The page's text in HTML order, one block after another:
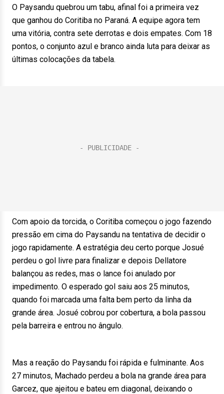
O Paysandu quebrou um tabu, afinal foi a primeira vez
que ganhou do Coritiba no Paraná. A equipe agora tem
uma vitória, contra sete derrotas e dois empates. Com 18
pontos, o conjunto azul e branco ainda luta para deixar as
últimas colocações da tabela.
Com apoio da torcida, o Coritiba começou o jogo fazendo
pressão em cima do Paysandu na tentativa de decidir o
jogo rapidamente. A estratégia deu certo porque Josué
perdeu o gol livre para finalizar e depois Dellatore
balançou as redes, mas o lance foi anulado por
impedimento. O esperado gol saiu aos 25 minutos,
quando foi marcada uma falta bem perto da linha da
grande área. Josué cobrou por cobertura, a bola passou
pela barreira e entrou no ângulo.
Mas a reação do Paysandu foi rápida e fulminante. Aos
27 minutos, Machado perdeu a bola na grande área para
Garcez, que ajeitou e bateu em diagonal, deixando o